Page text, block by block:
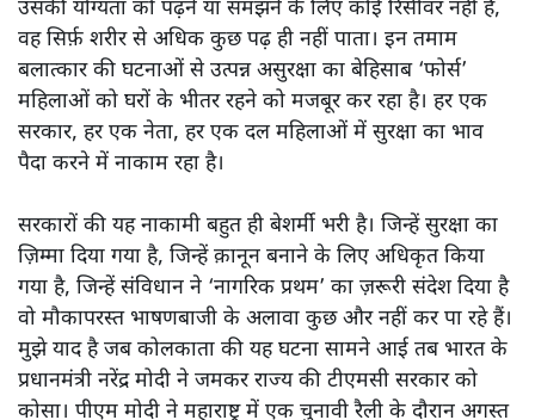
उसकी योग्यता को पढ़ने या समझने के लिए कोई रिसीवर नहीं है,
वह सिर्फ़ शरीर से अधिक कुछ पढ़ ही नहीं पाता। इन तमाम
बलात्कार की घटनाओं से उत्पन्न असुरक्षा का बेहिसाब ‘फोर्स’
महिलाओं को घरों के भीतर रहने को मजबूर कर रहा है। हर एक
सरकार, हर एक नेता, हर एक दल महिलाओं में सुरक्षा का भाव
पैदा करने में नाकाम रहा है।
सरकारों की यह नाकामी बहुत ही बेशर्मी भरी है। जिन्हें सुरक्षा का
ज़िम्मा दिया गया है, जिन्हें क़ानून बनाने के लिए अधिकृत किया
गया है, जिन्हें संविधान ने ‘नागरिक प्रथम’ का ज़रूरी संदेश दिया है
वो मौकापरस्त भाषणबाजी के अलावा कुछ और नहीं कर पा रहे हैं।
मुझे याद है जब कोलकाता की यह घटना सामने आई तब भारत के
प्रधानमंत्री नरेंद्र मोदी ने जमकर राज्य की टीएमसी सरकार को
कोसा। पीएम मोदी ने महाराष्ट्र में एक चुनावी रैली के दौरान अगस्त